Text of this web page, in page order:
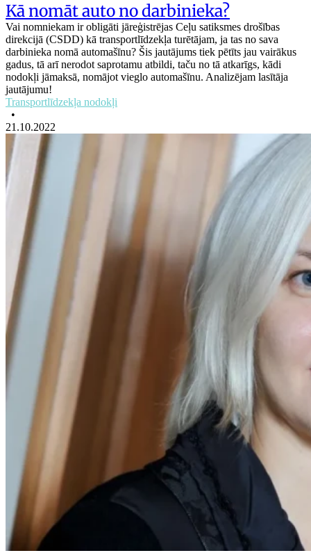
Kā nomāt auto no darbinieka?
Vai nomniekam ir obligāti jāreģistrējas Ceļu satiksmes drošības
direkcijā (CSDD) kā transportlīdzekļa turētājam, ja tas no sava
darbinieka nomā automašīnu? Šis jautājums tiek pētīts jau vairākus
gadus, tā arī nerodot saprotamu atbildi, taču no tā atkarīgs, kādi
nodokļi jāmaksā, nomājot vieglo automašīnu. Analizējam lasītāja
jautājumu!
Transportlīdzekļa nodokļi
•
21.10.2022